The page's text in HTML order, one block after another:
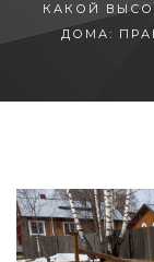
КАКОЙ
ДОМА: